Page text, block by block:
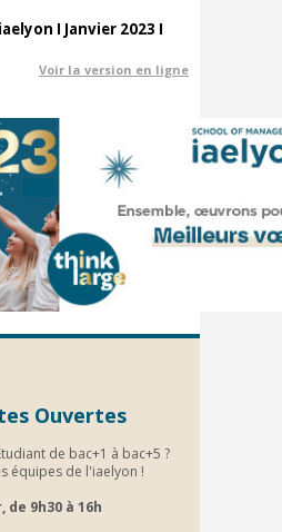
I Janvier 2023 I
Voir la version en ligne
Ouvertes
de bac+1 à bac+5 ?
équipes de l'iaelyon !
de 9h30 à 16h